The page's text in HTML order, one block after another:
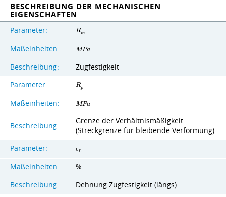
BESCHREIBUNG DER MECHANISCHEN
EIGENSCHAFTEN
Parameter: Rm
Maßeinheiten: MPa
Beschreibung:
Zugfestigkeit
Parameter:
Rp
Maßeinheiten: MPa
Beschreibung:
Grenze der Verhältnismäßigkeit
(Streckgrenze für bleibende Verformung)
Parameter:
ϵL
Maßeinheiten:
%
Beschreibung:
Dehnung Zugfestigkeit (längs)